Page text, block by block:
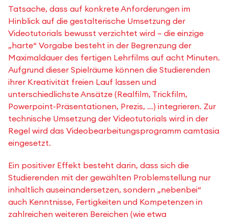
Tatsache, dass auf konkrete Anforderungen im
Hinblick auf die gestalterische Umsetzung der
Videotutorials bewusst verzichtet wird – die einzige
„harte“ Vorgabe besteht in der Begrenzung der
Maximaldauer des fertigen Lehrfilms auf acht Minuten.
Aufgrund dieser Spielräume können die Studierenden
ihrer Kreativität freien Lauf lassen und
unterschiedlichste Ansätze (Realfilm, Trickfilm,
Powerpoint-Präsentationen, Prezis, …) integrieren. Zur
technische Umsetzung der Videotutorials wird in der
Regel wird das Videobearbeitungsprogramm camtasia
eingesetzt.
Ein positiver Effekt besteht darin, dass sich die
Studierenden mit der gewählten Problemstellung nur
inhaltlich auseinandersetzen, sondern „nebenbei“
auch Kenntnisse, Fertigkeiten und Kompetenzen in
zahlreichen weiteren Bereichen (wie etwa